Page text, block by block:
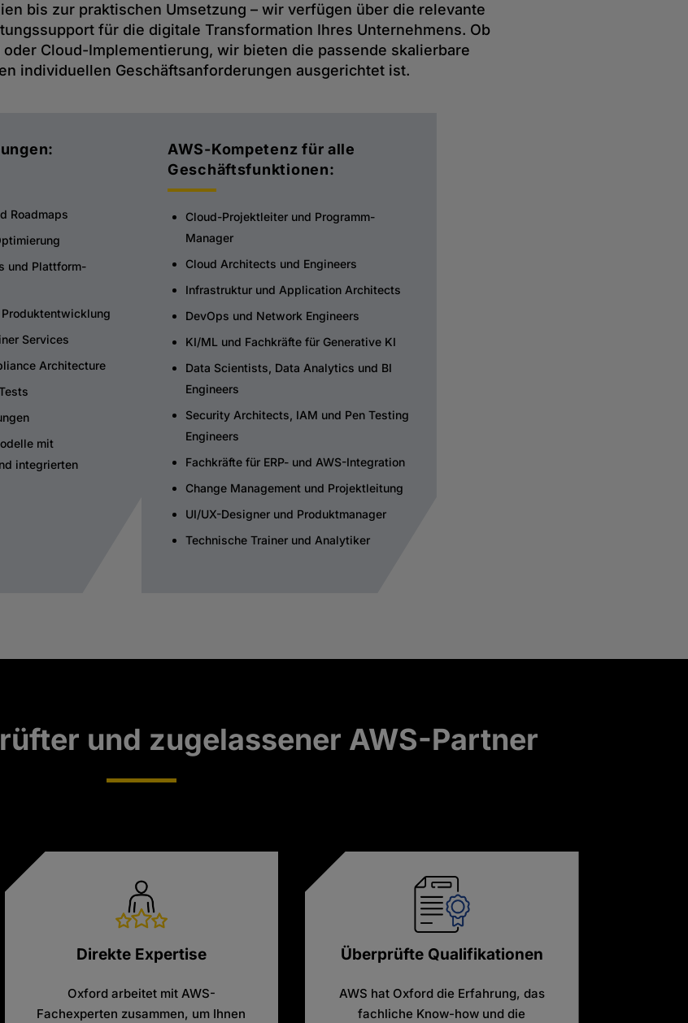
bis zur praktischen Umsetzung – wir verfügen über die relevante
für die digitale Transformation Ihres Unternehmens. Ob
Cloud-Implementierung, wir bieten die passende skalierbare
individuellen Geschäftsanforderungen ausgerichtet ist.
Roadmaps
und Plattform-
Services
Architecture
mit
integrierten
AWS-Kompetenz für alle
Geschäftsfunktionen:
Cloud-Projektleiter und Programm-
Manager
Cloud Architects und Engineers
Infrastruktur und Application Architects
DevOps und Network Engineers
KI/ML und Fachkräfte für Generative KI
Data Scientists, Data Analytics und BI
Engineers
Security Architects, IAM und Pen Testing
Engineers
Fachkräfte für ERP- und AWS-Integration
Change Management und Projektleitung
UI/UX-Designer und Produktmanager
Technische Trainer und Analytiker
und zugelassener AWS-Partner
Direkte Expertise
Oxford arbeitet mit AWS-
Fachexperten zusammen, um Ihnen
Überprüfte Qualifikationen
AWS hat Oxford die Erfahrung, das
fachliche Know-how und die